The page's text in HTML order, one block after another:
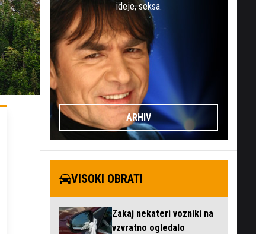
ideje, seksa.
ARHIV
VISOKI OBRATI
Zakaj nekateri vozniki na
vzvratno ogledalo